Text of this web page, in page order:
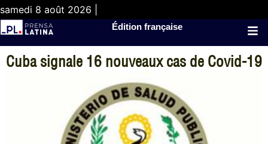
samedi 8 août 2026 |
Édition française
Cuba signale 16 nouveaux cas de Covid-19